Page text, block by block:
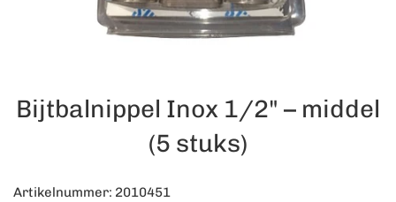
Bijtbalnippel Inox 1/2" – middel
(5 stuks)
Artikelnummer: 2010451